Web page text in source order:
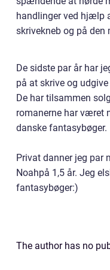
handlinger ved hjælp
skrivekneb og på den
De sidste par år har
på at skrive og
De har tilsammen
romanerne har været
danske fantasybøger.
Privat danner jeg par
Noahpå 1,5 år. Jeg
fantasybøger:)
The author has no